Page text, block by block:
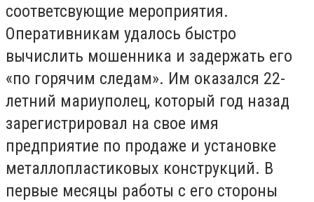
соответсвующие мероприятия.
Оперативникам удалось быстро
вычислить мошенника и задержать его
«по горячим следам». Им оказался 22-
летний мариуполец, который год назад
зарегистрировал на свое имя
предприятие по продаже и установке
металлопластиковых конструкций. В
первые месяцы работы с его стороны